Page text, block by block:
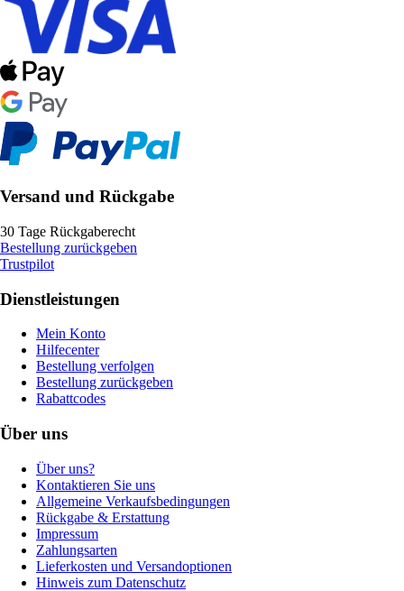
Versand und Rückgabe
30 Tage Rückgaberecht
Bestellung zurückgeben
Trustpilot
Dienstleistungen
Mein Konto
Hilfecenter
Bestellung verfolgen
Bestellung zurückgeben
Rabattcodes
Über uns
Über uns?
Kontaktieren Sie uns
Allgemeine Verkaufsbedingungen
Rückgabe & Erstattung
Impressum
Zahlungsarten
Lieferkosten und Versandoptionen
Hinweis zum Datenschutz